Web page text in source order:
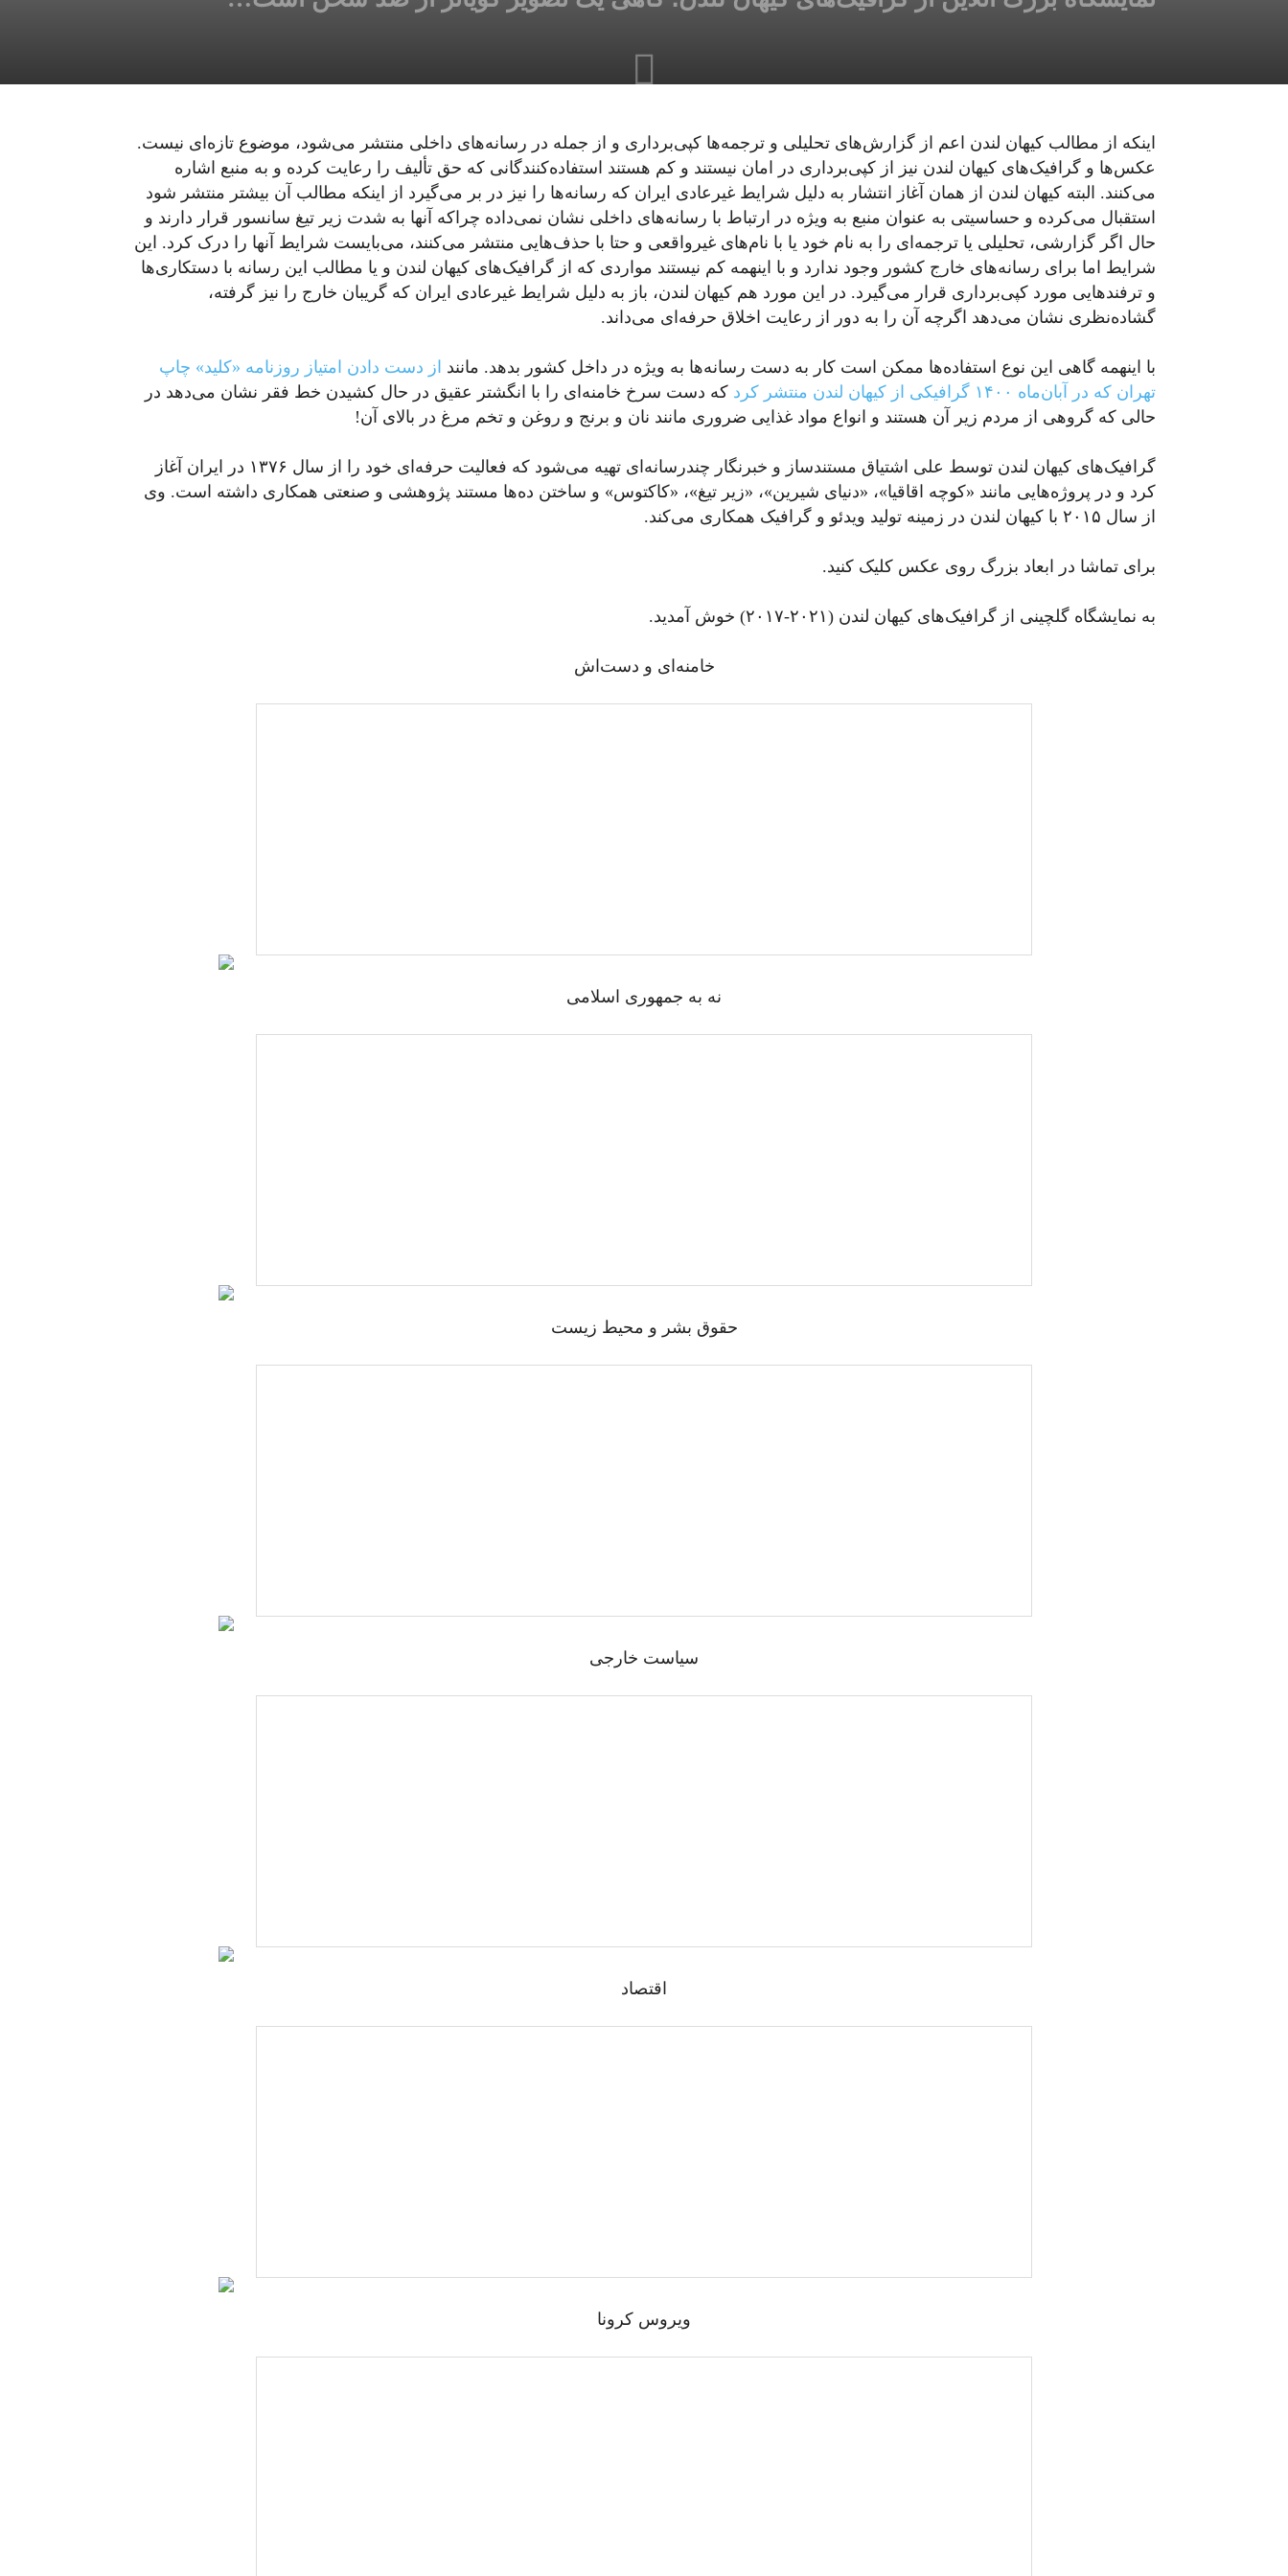
اینکه از مطالب کیهان لندن اعم از گزارش‌های تحلیلی و ترجمه‌ها کپی‌برداری و از جمله در رسانه‌های داخلی منتشر می‌شود، موضوع تازه‌ای نیست.
عکس‌ها و گرافیک‌های کیهان لندن نیز از کپی‌برداری در امان نیستند و کم هستند استفاده‌کنندگانی که حق تألیف را رعایت کرده و به منبع اشاره
می‌کنند. البته کیهان لندن از همان آغاز انتشار به دلیل شرایط غیرعادی ایران که رسانه‌ها را نیز در بر می‌گیرد از اینکه مطالب آن بیشتر منتشر شود
استقبال می‌کرده و حساسیتی به عنوان منبع به ویژه در ارتباط با رسانه‌های داخلی نشان نمی‌داده چراکه آنها به شدت زیر تیغ سانسور قرار دارند و
حال اگر گزارشی، تحلیلی یا ترجمه‌ای را به نام خود یا با نام‌های غیرواقعی و حتا با حذف‌هایی منتشر می‌کنند، می‌بایست شرایط آنها را درک کرد. این
شرایط اما برای رسانه‌های خارج کشور وجود ندارد و با اینهمه کم نیستند مواردی که از گرافیک‌های کیهان لندن و یا مطالب این رسانه با دستکاری‌ها
و ترفندهایی مورد کپی‌برداری قرار می‌گیرد. در این مورد هم کیهان لندن، باز به دلیل شرایط غیرعادی ایران که گریبان خارج را نیز گرفته،
گشاده‌نظری نشان می‌دهد اگرچه آن را به دور از رعایت اخلاق حرفه‌ای می‌داند.
با اینهمه گاهی این نوع استفاده‌ها ممکن است کار به دست رسانه‌ها به ویژه در داخل کشور بدهد. مانند از دست دادن امتیاز روزنامه «کلید» چاپ
تهران که در آبان‌ماه ۱۴۰۰ گرافیکی از کیهان لندن منتشر کرد
که دست سرخ خامنه‌ای را با انگشتر عقیق در حال کشیدن خط فقر نشان می‌دهد در
حالی که گروهی از مردم زیر آن هستند و انواع مواد غذایی ضروری مانند نان و برنج و روغن و تخم مرغ در بالای آن!
گرافیک‌های کیهان لندن توسط علی اشتیاق مستندساز و خبرنگار چندرسانه‌ای تهیه می‌شود که فعالیت حرفه‌ای خود را از سال ۱۳۷۶ در ایران آغاز
کرد و در پروژه‌هایی مانند «کوچه اقاقیا»، «دنیای شیرین»، «زیر تیغ»، «کاکتوس» و ساختن ده‌ها مستند پژوهشی و صنعتی همکاری داشته است. وی
از سال ۲۰۱۵ با کیهان لندن در زمینه تولید ویدئو و گرافیک همکاری می‌کند.
برای تماشا در ابعاد بزرگ روی عکس کلیک کنید.
به نمایشگاه گلچینی از گرافیک‌های کیهان لندن (۲۰۲۱-۲۰۱۷) خوش آمدید.
خامنه‌ای و دست‌اش
نه به جمهوری اسلامی
حقوق بشر و محیط زیست
سیاست خارجی
اقتصاد
ویروس کرونا